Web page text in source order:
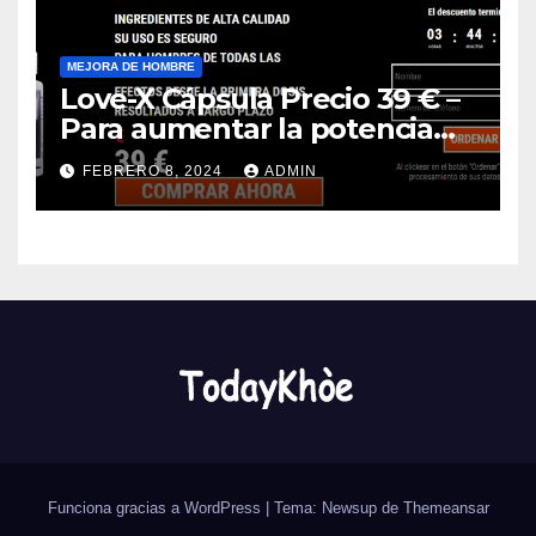
MEJORA DE HOMBRE
Love-X Cápsula Precio 39 € –
Para aumentar la potencia
(Spain)
FEBRERO 8, 2024 ADMIN
Funciona gracias a WordPress Tema: Newsup de Themeansar